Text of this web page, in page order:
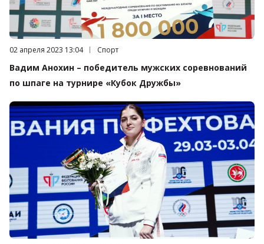
Дата публикации:
02 апреля 2023 13:04 Категория:
Спорт
Вадим Анохин – победитель мужских соревнований
по шпаге на турнире «Кубок Дружбы»